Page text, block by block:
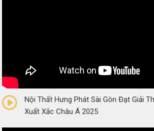
(0 Reviews)
Nội Thất Hưng Phát Sài Gòn Đạt Giải
Xuất Xắc Châu Á 2025